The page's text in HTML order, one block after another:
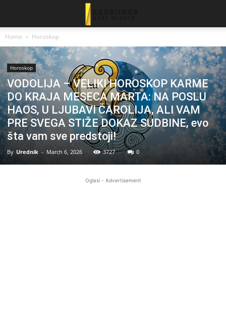
Home Horoskop
Horoskop
VODOLIJA – VELIKI HOROSKOP KARME
DO KRAJA MESECA MARTA: NA POSLU
HAOS, U LJUBAVI ČAROLIJA, ALI VAM
PRE SVEGA STIŽE DOKAZ SUDBINE, evo
šta vam sve predstoji!
By Urednik - March 6, 2026 3727 0
Oglasi - Advertisement